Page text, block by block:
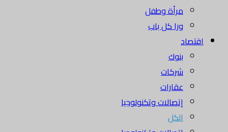
مرأة وطفل
ورا كل باب
اقتصاد
بنوك
شركات
عقارات
إتصالات وتكنولوجيا
الكل